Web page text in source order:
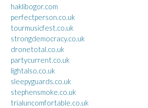
haklibogor.com
perfectperson.co.uk
tourmusicfest.co.uk
strongdemocracy.co.uk
dronetotal.co.uk
partycurrent.co.uk
lightalso.co.uk
sleepyguards.co.uk
stephensmoke.co.uk
trialuncomfortable.co.uk